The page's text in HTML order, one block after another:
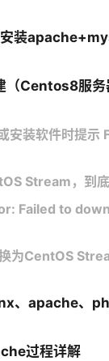
装
（Centos8服务
安装软件时提示
Stream，到
Failed to
为CentOS
、apache、
过程详解